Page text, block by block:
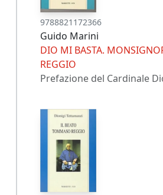
9788821172366
Guido Marini
DIO MI BASTA.
REGGIO
Prefazione del Cardinale